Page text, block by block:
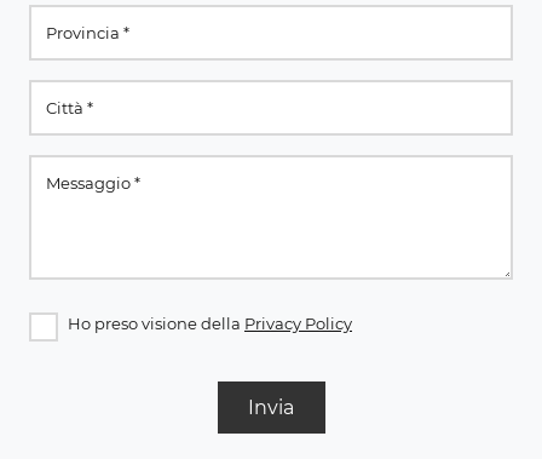
Ho preso visione della Privacy Policy
Invia